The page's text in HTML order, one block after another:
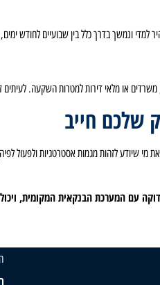
ונמשך בדרך כלל בין שבועיים לחודש
או מלאי דירות למטרות השקעה.
שלכם חייב
שיודע לזהות מגמות אסטרטגיות ולפעול
עם המערכת הבנקאית המקומית,